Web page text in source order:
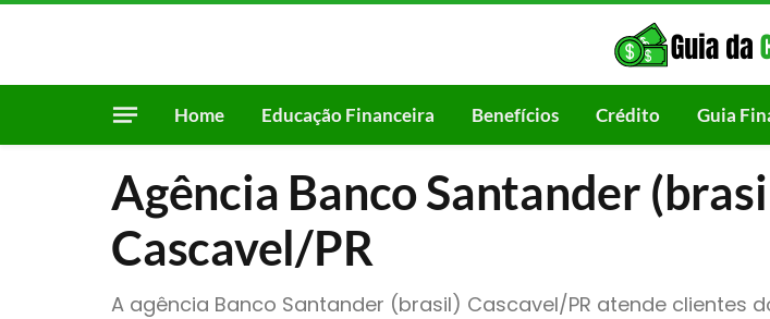
Home Educação Financeira Benefícios Crédito Guia
Agência Banco Santander
Cascavel/PR
A agência Banco Santander (brasil) Cascavel/PR atende clientes